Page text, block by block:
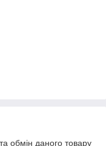
обмін даного товару